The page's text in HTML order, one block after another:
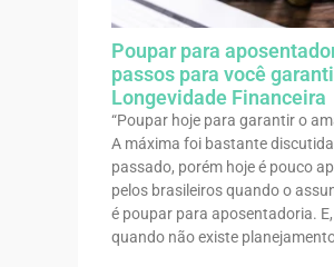
Poupar para
passos para você
Longevidade Financeira
“Poupar hoje para garantir o
A máxima foi bastante
passado, porém hoje é pouco
pelos brasileiros quando o
é poupar para aposentadoria. E,
quando não existe